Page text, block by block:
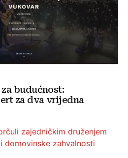
budućnost:
za dva vrijedna